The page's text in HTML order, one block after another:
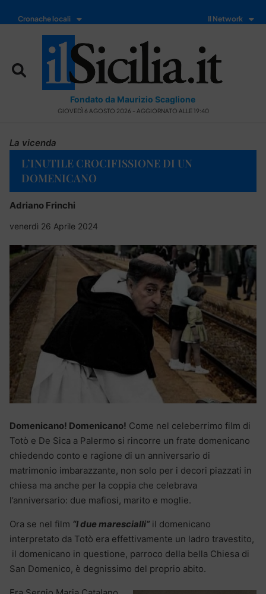
Cronache locali Il Network
Fondato da Maurizio Scaglione
GIOVEDÌ 6 AGOSTO 2026 - AGGIORNATO ALLE 19:40
La vicenda
L’INUTILE CROCIFISSIONE DI UN
DOMENICANO
Adriano Frinchi
venerdì 26 Aprile 2024
Domenicano! Domenicano! Come nel celeberrimo film di
Totò e De Sica a Palermo si rincorre un frate domenicano
chiedendo conto e ragione di un anniversario di
matrimonio imbarazzante, non solo per i decori piazzati in
chiesa ma anche per la coppia che celebrava
l’anniversario: due mafiosi, marito e moglie.
Ora se nel film “I due marescialli”il domenicano
interpretato da Totò era effettivamente un ladro travestito,
il domenicano in questione, parroco della bella Chiesa di
San Domenico, è degnissimo del proprio abito.